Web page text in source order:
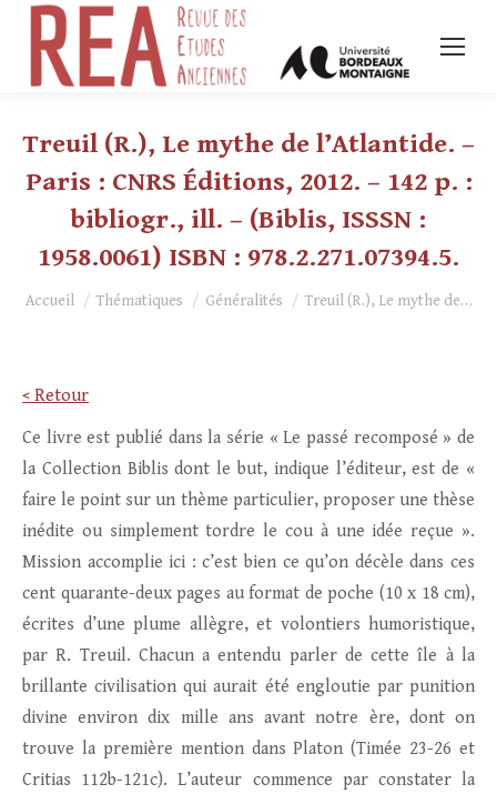
Treuil (R.), Le mythe de l’Atlantide. –
Paris : CNRS Éditions, 2012. – 142 p. :
bibliogr., ill. – (Biblis, ISSSN :
1958.0061) ISBN : 978.2.271.07394.5.
Vous êtes ici :
Accueil Thématiques Généralités Treuil (R.), Le mythe de…
< Retour
Ce livre est publié dans la série « Le passé recomposé » de
la Collection Biblis dont le but, indique l’éditeur, est de «
faire le point sur un thème particulier, proposer une thèse
inédite ou simplement tordre le cou à une idée reçue ».
Mission accomplie ici : c’est bien ce qu’on décèle dans ces
cent quarante-deux pages au format de poche (10 x 18 cm),
écrites d’une plume allègre, et volontiers humoristique,
par R. Treuil. Chacun a entendu parler de cette île à la
brillante civilisation qui aurait été engloutie par punition
divine environ dix mille ans avant notre ère, dont on
trouve la première mention dans Platon (Timée 23-26 et
Critias 112b-121c). L’auteur commence par constater la